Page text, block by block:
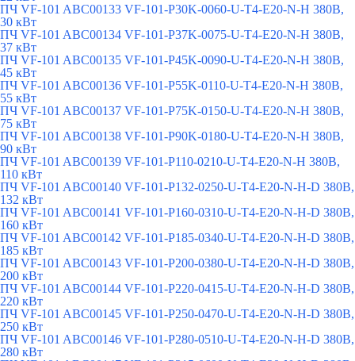
ПЧ VF-101 ABC00133 VF-101-P30K-0060-U-T4-E20-N-H 380В,
30 кВт
ПЧ VF-101 ABC00134 VF-101-P37K-0075-U-T4-E20-N-H 380В,
37 кВт
ПЧ VF-101 ABC00135 VF-101-P45K-0090-U-T4-E20-N-H 380В,
45 кВт
ПЧ VF-101 ABC00136 VF-101-P55K-0110-U-T4-E20-N-H 380В,
55 кВт
ПЧ VF-101 ABC00137 VF-101-P75K-0150-U-T4-E20-N-H 380В,
75 кВт
ПЧ VF-101 ABC00138 VF-101-P90K-0180-U-T4-E20-N-H 380В,
90 кВт
ПЧ VF-101 ABC00139 VF-101-P110-0210-U-T4-E20-N-H 380В,
110 кВт
ПЧ VF-101 ABC00140 VF-101-P132-0250-U-T4-E20-N-H-D 380В,
132 кВт
ПЧ VF-101 ABC00141 VF-101-P160-0310-U-T4-E20-N-H-D 380В,
160 кВт
ПЧ VF-101 ABC00142 VF-101-P185-0340-U-T4-E20-N-H-D 380В,
185 кВт
ПЧ VF-101 ABC00143 VF-101-P200-0380-U-T4-E20-N-H-D 380В,
200 кВт
ПЧ VF-101 ABC00144 VF-101-P220-0415-U-T4-E20-N-H-D 380В,
220 кВт
ПЧ VF-101 ABC00145 VF-101-P250-0470-U-T4-E20-N-H-D 380В,
250 кВт
ПЧ VF-101 ABC00146 VF-101-P280-0510-U-T4-E20-N-H-D 380В,
280 кВт